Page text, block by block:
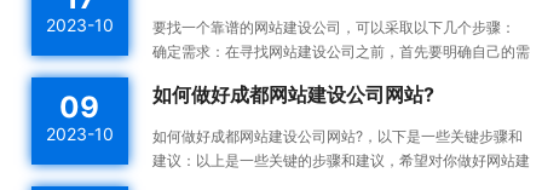
2023-10
要找一个靠谱的网站建设公司，可以采取以下几个步骤：
确定需求：在寻找网站建设公司之前，首先要明确自己的需
09
2023-10
如何做好成都网站建设公司网站?
如何做好成都网站建设公司网站?，以下是一些关键步骤和
建议：以上是一些关键的步骤和建议，希望对你做好网站建